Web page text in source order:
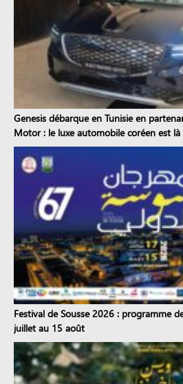
Genesis débarque en Tunisie en
Motor : le luxe automobile coréen est là
Festival de Sousse 2026 : programme
juillet au 15 août